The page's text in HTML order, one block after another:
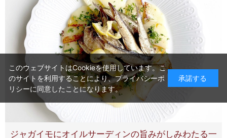
ジャガイモにオイルサーディンの旨みがしみわたる一
このウェブサイトはCookieを使用しています。こ
のサイトを利用することにより、プライバシーポ
リシーに同意したことになります。
承諾する